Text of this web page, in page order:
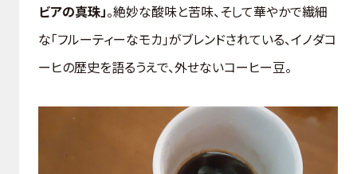
ビアの真珠」。絶妙な酸味と苦味、そして華やかで繊細
な「フルーティーなモカ」がブレンドされている、イノダコ
ーヒの歴史を語るうえで、外せないコーヒー豆。